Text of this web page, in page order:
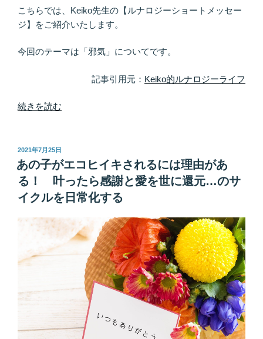
ま
ず
カ
大
す
る”
の
こちらでは、Keiko先生の【ルナロジーショートメッセー
ジ】をご紹介いたします。
今回のテーマは「邪気」についてです。
記事引用元： Keiko的ルナロジーライフ
“ま
黙
っ
て
お
掃
除
化
か
♪
続きを読む
投
稿
日:
2021年7月25日
あの子がエコヒイキされるには理由があ
る！ 叶ったら感謝と愛を世に還元…のサ
イクルを日常化する